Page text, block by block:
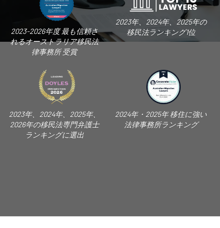
2023-2026年度 最も信頼さ
れるオーストラリア移民法
律事務所 受賞
2023年、2024年、2025年の
移民法ランキング1位
2023年、2024年、2025年、
2026年の移民法専門弁護士
ランキングに選出
2024年・2025年 移住に強い
法律事務所ランキング